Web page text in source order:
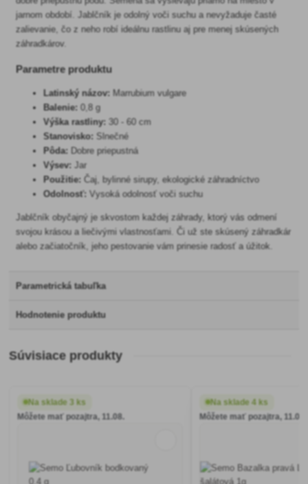
jarnom období. Jablčník je odolný voči suchu a nevyžaduje časté
zalievanie, čo z neho robí ideálnu rastlinu aj pre menej skúsených
záhradkárov.
Parametre produktu
Latinský názov: Marrubium vulgare
Balenie: 0,8 g
Výška rastliny: 30 - 60 cm
Stanovisko: Slnečné
Pôda: Dobre priepustná
Výsev: Jar
Použitie: Čaj, bylinné sirupy, ekologické záhradníctvo
Odolnosť: Vysoká odolnosť voči suchu
Jablčník obyčajný je skvostom každej záhrady, ktorý vás odmení
svojou krásou a liečivými vlastnosťami. Či už ste skúsený záhradkár
alebo začiatočník, jeho pestovanie vám prinesie radosť a úžitok.
Parametrická tabuľka
Hodnotenie produktu
Súvisiace produkty
Na sklade 3 ks
Môžete mať pozajtra, 11.08.
Na sklade 4 ks
Môžete mať pozajtra, 11.08.